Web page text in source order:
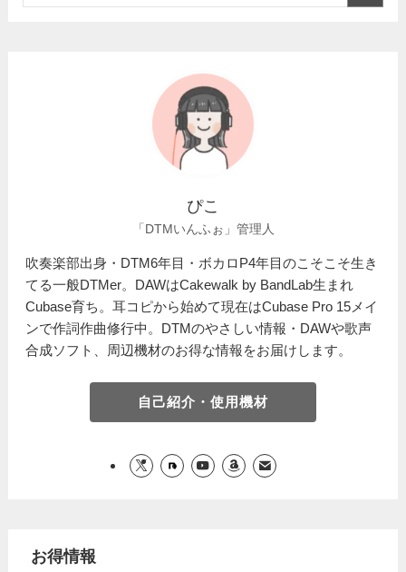
ぴこ
「DTMいんふぉ」管理人
吹奏楽部出身・DTM6年目・ボカロP4年目のこそこそ生き
てる一般DTMer。DAWはCakewalk by BandLab生まれ
Cubase育ち。耳コピから始めて現在はCubase Pro 15メイ
ンで作詞作曲修行中。DTMのやさしい情報・DAWや歌声
合成ソフト、周辺機材のお得な情報をお届けします。
自己紹介・使用機材
お得情報